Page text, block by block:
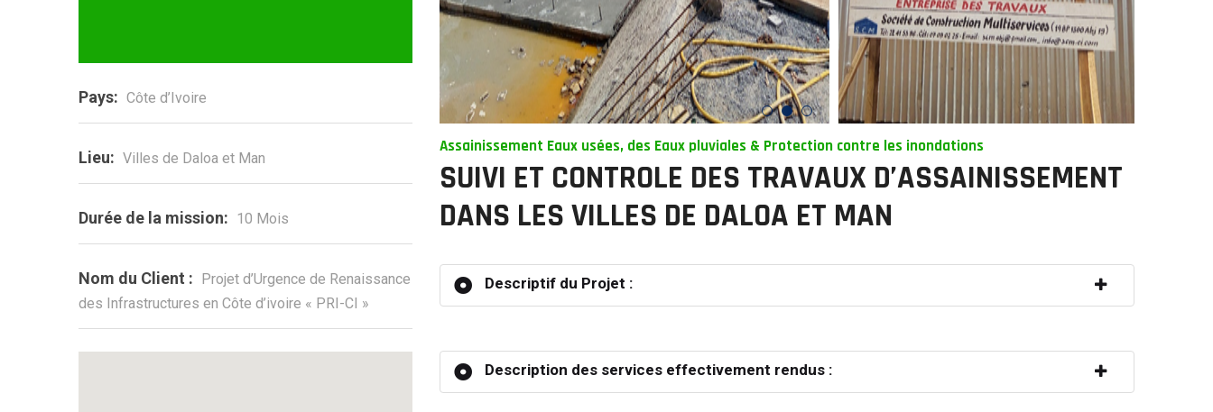
Pays: Côte d’Ivoire
Lieu: Villes de Daloa et Man
Durée de la mission: 10 Mois
Nom du Client : Projet d’Urgence de Renaissance
des Infrastructures en Côte d’ivoire « PRI-CI »
Assainissement Eaux usées, des Eaux pluviales & Protection contre les inondations
SUIVI ET CONTROLE DES TRAVAUX D’ASSAINISSEMENT
DANS LES VILLES DE DALOA ET MAN
Descriptif du Projet :
Description des services effectivement rendus :